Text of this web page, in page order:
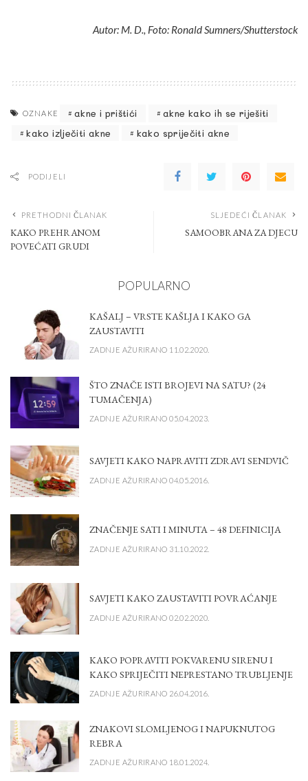
Autor: M. D., Foto: Ronald Sumners/Shutterstock
OZNAKE akne i prištići
akne kako ih se riješiti
kako izlječiti akne
kako spriječiti akne
PODIJELI
PRETHODNI ČLANAK
KAKO PREHRANOM
POVEĆATI GRUDI
SLJEDEĆI ČLANAK
SAMOOBRANA ZA DJECU
POPULARNO
KAŠALJ – VRSTE KAŠLJA I KAKO GA
ZAUSTAVITI
ZADNJE AŽURIRANO 11.02.2020.
ŠTO ZNAČE ISTI BROJEVI NA SATU? (24
TUMAČENJA)
ZADNJE AŽURIRANO 05.04.2023.
SAVJETI KAKO NAPRAVITI ZDRAVI SENDVIČ
ZADNJE AŽURIRANO 04.05.2016.
ZNAČENJE SATI I MINUTA – 48 DEFINICIJA
ZADNJE AŽURIRANO 31.10.2022.
SAVJETI KAKO ZAUSTAVITI POVRAĆANJE
ZADNJE AŽURIRANO 02.02.2020.
KAKO POPRAVITI POKVARENU SIRENU I
KAKO SPRIJEČITI NEPRESTANO TRUBLJENJE
ZADNJE AŽURIRANO 26.04.2016.
ZNAKOVI SLOMLJENOG I NAPUKNUTOG
REBRA
ZADNJE AŽURIRANO 18.01.2024.